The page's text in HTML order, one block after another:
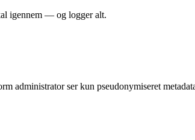
igennem — og logger alt.
administrator ser kun pseudonymiseret